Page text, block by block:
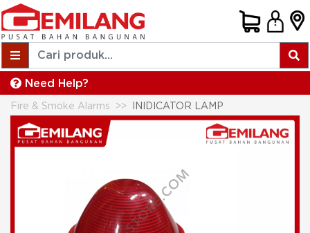
Need Help?
Fire & Smoke Alarms INIDICATOR LAMP